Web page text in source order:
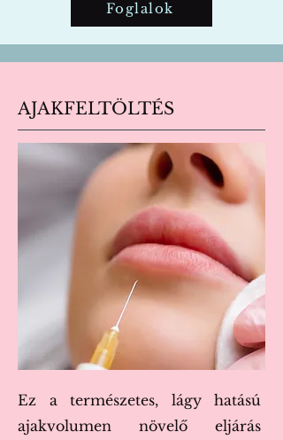
Foglalok
AJAKFELTÖLTÉS
Ez a természetes, lágy hatású
ajakvolumen növelő eljárás